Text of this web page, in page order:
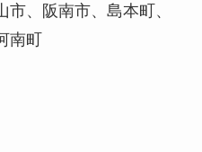
、阪南市、島本町、
町